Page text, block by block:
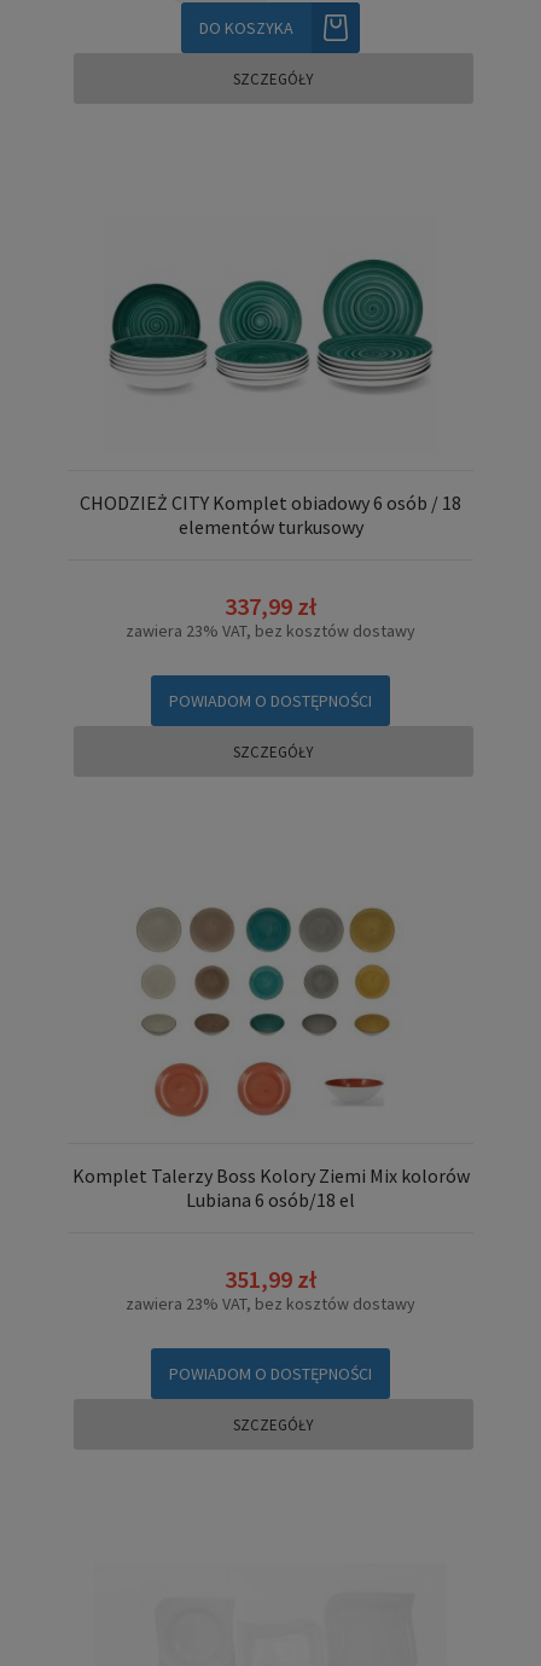
DO KOSZYKA
SZCZEGÓŁY
CHODZIEŻ CITY Komplet obiadowy 6 osób / 18
elementów turkusowy
337,99 zł
zawiera 23% VAT, bez kosztów dostawy
POWIADOM O DOSTĘPNOŚCI
SZCZEGÓŁY
Komplet Talerzy Boss Kolory Ziemi Mix kolorów
Lubiana 6 osób/18 el
351,99 zł
zawiera 23% VAT, bez kosztów dostawy
POWIADOM O DOSTĘPNOŚCI
SZCZEGÓŁY